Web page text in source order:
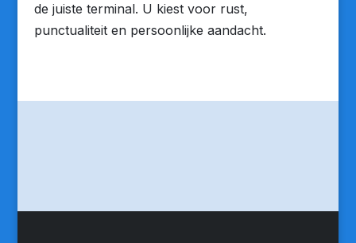
de juiste terminal. U kiest voor rust,
punctualiteit en persoonlijke aandacht.